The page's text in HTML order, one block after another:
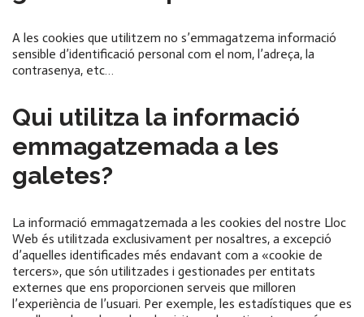
A les cookies que utilitzem no s’emmagatzema informació
sensible d’identificació personal com el nom, l’adreça, la
contrasenya, etc…
Qui utilitza la informació
emmagatzemada a les
galetes?
La informació emmagatzemada a les cookies del nostre Lloc
Web és utilitzada exclusivament per nosaltres, a excepció
d’aquelles identificades més endavant com a «cookie de
tercers», que són utilitzades i gestionades per entitats
externes que ens proporcionen serveis que milloren
l’experiència de l’usuari. Per exemple, les estadístiques que es